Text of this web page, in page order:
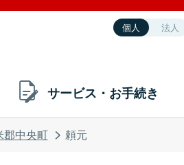
個人 法人
サービス・お手続き
郡中央町 頼元